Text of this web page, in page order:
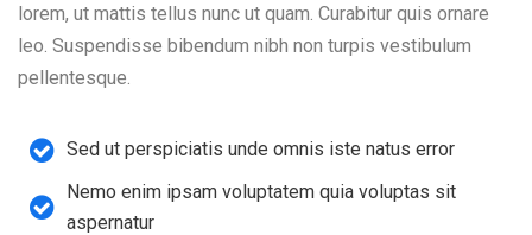
lorem, ut mattis tellus nunc ut quam. Curabitur quis ornare
leo. Suspendisse bibendum nibh non turpis vestibulum
pellentesque.
Sed ut perspiciatis unde omnis iste natus error
Nemo enim ipsam voluptatem quia voluptas sit
aspernatur